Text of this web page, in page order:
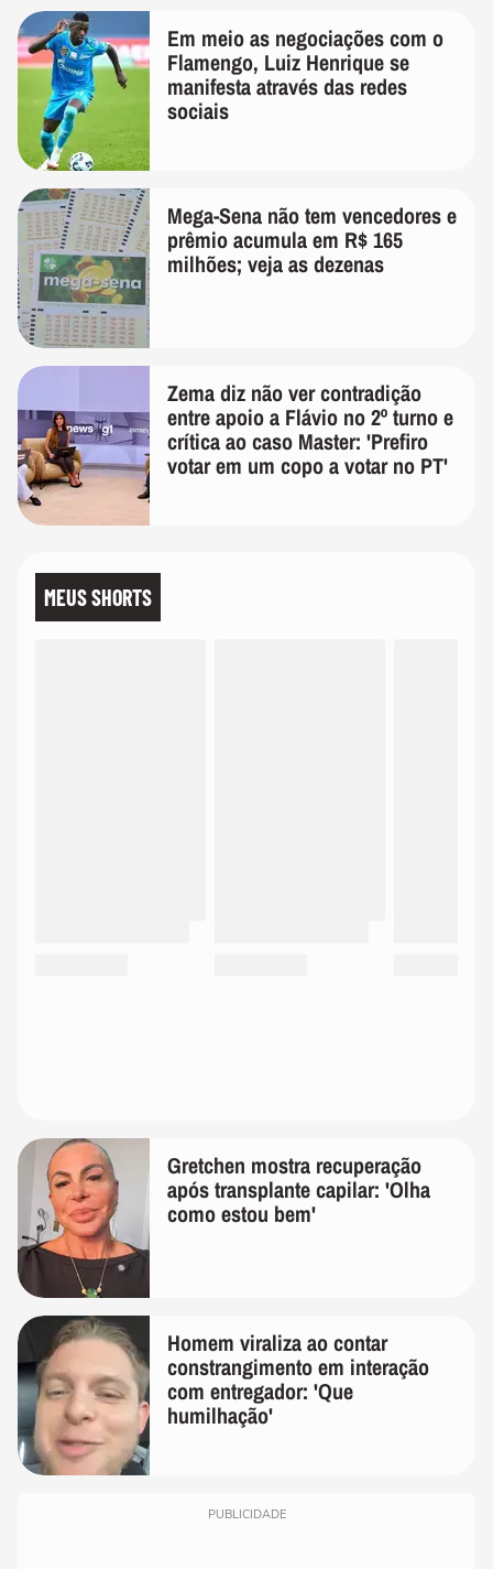
Em meio as negociações com o
Flamengo, Luiz Henrique se
manifesta através das redes
sociais
Mega-Sena não tem vencedores e
prêmio acumula em R$ 165
milhões; veja as dezenas
Zema diz não ver contradição
entre apoio a Flávio no 2º turno e
crítica ao caso Master: 'Prefiro
votar em um copo a votar no PT'
MEUS SHORTS
Gretchen mostra recuperação
após transplante capilar: 'Olha
como estou bem'
Homem viraliza ao contar
constrangimento em interação
com entregador: 'Que
humilhação'
PUBLICIDADE